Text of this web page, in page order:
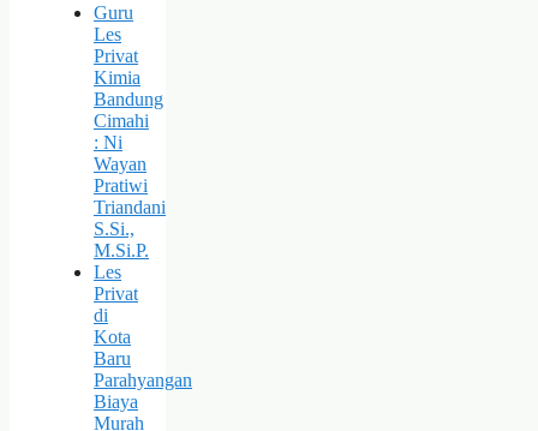
Guru
Les
Privat
Kimia
Bandung
Cimahi
: Ni
Wayan
Pratiwi
Triandani
S.Si.,
M.Si.P.
Les
Privat
di
Kota
Baru
Parahyangan
Biaya
Murah